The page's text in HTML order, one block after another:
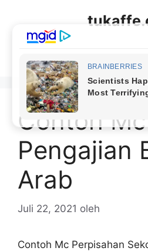
Contoh Mc
Pengajian
Arab
Juli 22, 2021 oleh
Contoh Mc Perpisahan